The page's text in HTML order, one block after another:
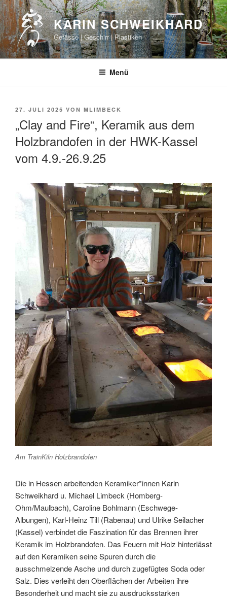
Zum
Inhalt
springen
KARIN SCHWEIKHARD
Gefässe | Geschirr | Plastiken
Menü
VERÖFFENTLICHT
27. JULI 2025 VON MLIMBECK
„Clay and Fire“, Keramik aus dem
Holzbrandofen in der HWK-Kassel
vom 4.9.-26.9.25
Am TrainKiln Holzbrandofen
Die in Hessen arbeitenden Keramiker*innen Karin
Schweikhard u. Michael Limbeck (Homberg-
Ohm/Maulbach), Caroline Bohlmann (Eschwege-
Albungen), Karl-Heinz Till (Rabenau) und Ulrike Seilacher
(Kassel) verbindet die Faszination für das Brennen ihrer
Keramik im Holzbrandofen. Das Feuern mit Holz hinterlässt
auf den Keramiken seine Spuren durch die
ausschmelzende Asche und durch zugefügtes Soda oder
Salz. Dies verleiht den Oberflächen der Arbeiten ihre
Besonderheit und macht sie zu ausdrucksstarken